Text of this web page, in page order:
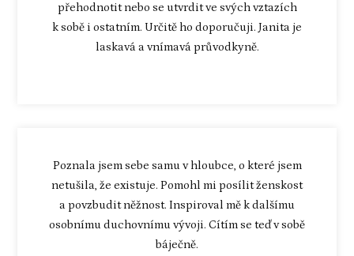
přehodnotit nebo se utvrdit ve svých vztazích
k sobě i ostatním. Určitě ho doporučuji. Janita je
laskavá a vnímavá průvodkyně.
Poznala jsem sebe samu v hloubce, o které jsem
netušila, že existuje. Pomohl mi posílit ženskost
a povzbudit něžnost. Inspiroval mě k dalšímu
osobnímu duchovnímu vývoji. Cítím se teď v sobě
báječně.